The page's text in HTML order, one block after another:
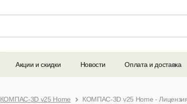
Акции и скидки Новости Оплата и доставка
КОМПАС-3D v25 Home КОМПАС-3D v25 Home - Лицензия